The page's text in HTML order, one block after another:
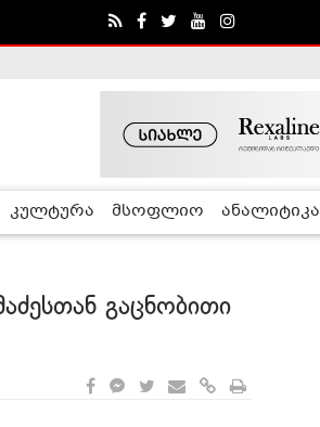
კულტურა მსოფლიო ანალიტიკა
გაცნობითი